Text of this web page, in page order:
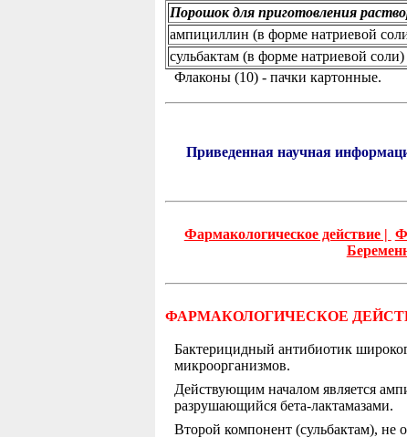
Порошок для приготовления
ампициллин (в форме натриевой
сульбактам (в форме натриевой соли)
Флаконы (10) - пачки картонные.
Приведенная научная
Фармакологическое действие |
ФАРМАКОЛОГИЧЕСКОЕ
Бактерицидный антибиотик
микроорганизмов.
Действующим началом является
разрушающийся бета-лактамазами.
Второй компонент (сульбактам), не